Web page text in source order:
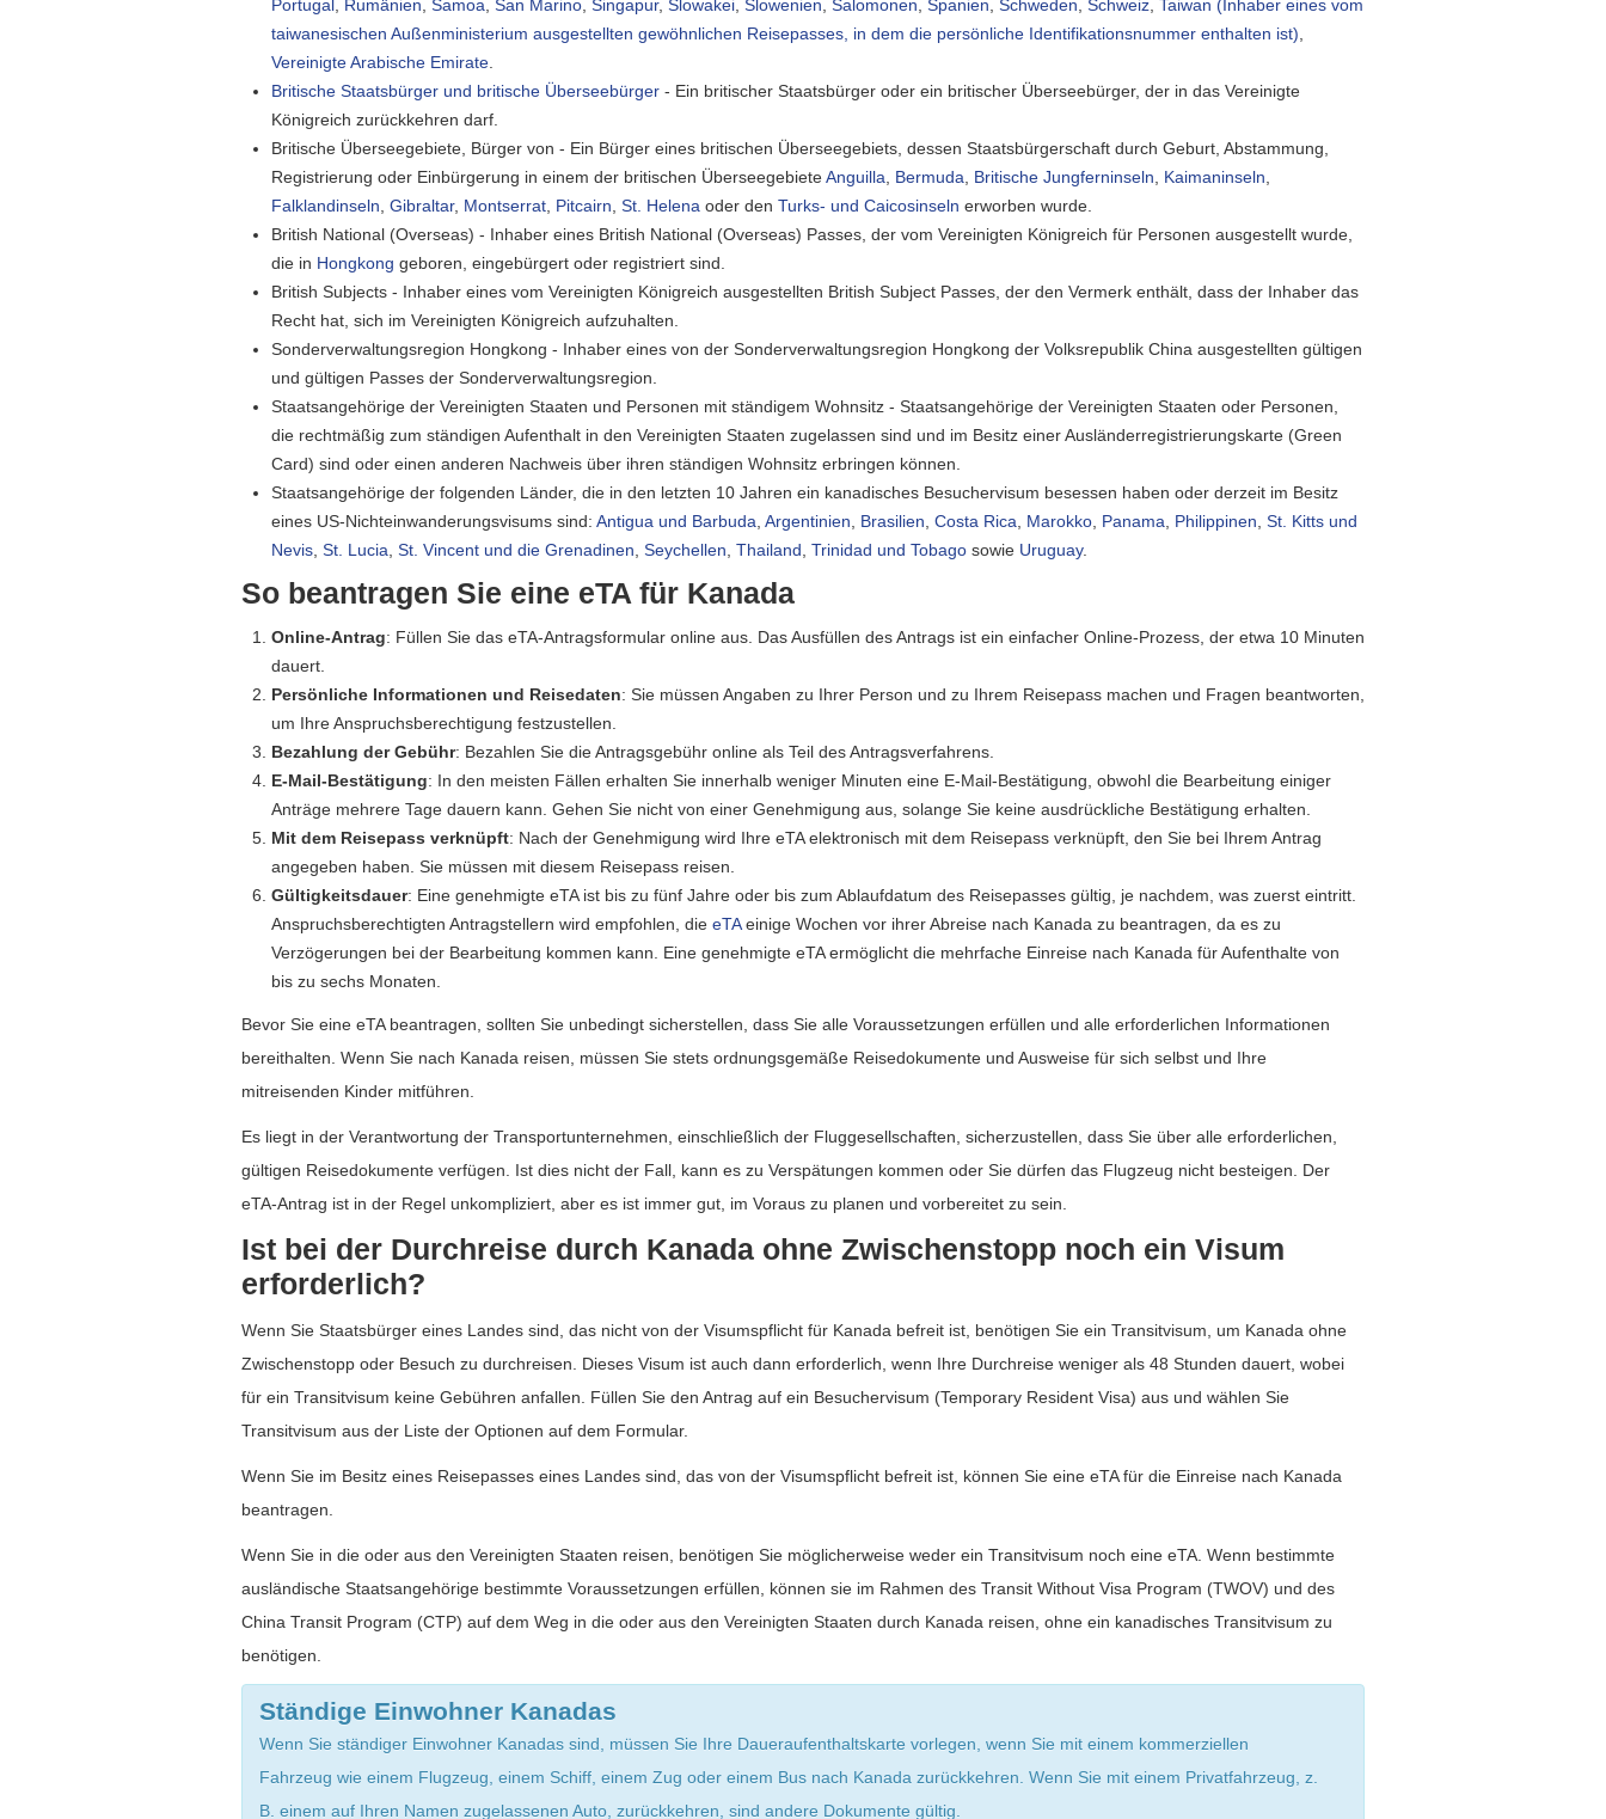
Portugal Rumänien Samoa San Marino Singapur, Slowakei Slowenien Salomonen Spanien Schweden Schweiz Taiwan (Inhaber eines vom
taiwanesischen Außenministerium ausgestellten gewöhnlichen Reisepasses, in dem die persönliche Identifikationsnummer enthalten ist)
Vereinigte Arabische Emirate
Britische Staatsbürger und britische Überseebürger - Ein britischer Staatsbürger oder ein britischer Überseebürger, der in das Vereinigte
Königreich zurückkehren darf.
Britische Überseegebiete, Bürger von - Ein Bürger eines britischen Überseegebiets, dessen Staatsbürgerschaft durch Geburt, Abstammung,
Registrierung oder Einbürgerung in einem der britischen ÜberseegebieteAnguilla Bermuda Britische Jungferninseln Kaimaninseln
Falklandinseln Gibraltar, Montserrat Pitcairn St. Helena oder den Turks- und Caicosinseln erworben wurde.
British National (Overseas) - Inhaber eines British National (Overseas) Passes, der vom Vereinigten Königreich für Personen ausgestellt wurde,
die in Hongkong geboren, eingebürgert oder registriert sind.
British Subjects - Inhaber eines vom Vereinigten Königreich ausgestellten British Subject Passes, der den Vermerk enthält, dass der Inhaber das
Recht hat, sich im Vereinigten Königreich aufzuhalten.
Sonderverwaltungsregion Hongkong - Inhaber eines von der Sonderverwaltungsregion Hongkong der Volksrepublik China ausgestellten gültigen
und gültigen Passes der Sonderverwaltungsregion.
Staatsangehörige der Vereinigten Staaten und Personen mit ständigem Wohnsitz - Staatsangehörige der Vereinigten Staaten oder Personen,
die rechtmäßig zum ständigen Aufenthalt in den Vereinigten Staaten zugelassen sind und im Besitz einer Ausländerregistrierungskarte (Green
Card) sind oder einen anderen Nachweis über ihren ständigen Wohnsitz erbringen können.
Staatsangehörige der folgenden Länder, die in den letzten 10 Jahren ein kanadisches Besuchervisum besessen haben oder derzeit im Besitz
eines US-Nichteinwanderungsvisums sind: Antigua und Barbuda Argentinien Brasilien Costa Rica Marokko Panama Philippinen St. Kitts und
Nevis St. Lucia St. Vincent und die Grenadinen Seychellen Thailand Trinidad und Tobago sowie Uruguay.
So beantragen Sie eine eTA für Kanada
Online-Antrag: Füllen Sie das eTA-Antragsformular online aus. Das Ausfüllen des Antrags ist ein einfacher Online-Prozess, der etwa 10 Minuten
dauert.
Persönliche Informationen und Reisedaten: Sie müssen Angaben zu Ihrer Person und zu Ihrem Reisepass machen und Fragen beantworten,
um Ihre Anspruchsberechtigung festzustellen.
Bezahlung der Gebühr: Bezahlen Sie die Antragsgebühr online als Teil des Antragsverfahrens.
E-Mail-Bestätigung: In den meisten Fällen erhalten Sie innerhalb weniger Minuten eine E-Mail-Bestätigung, obwohl die Bearbeitung einiger
Anträge mehrere Tage dauern kann. Gehen Sie nicht von einer Genehmigung aus, solange Sie keine ausdrückliche Bestätigung erhalten.
Mit dem Reisepass verknüpft: Nach der Genehmigung wird Ihre eTA elektronisch mit dem Reisepass verknüpft, den Sie bei Ihrem Antrag
angegeben haben. Sie müssen mit diesem Reisepass reisen.
Gültigkeitsdauer: Eine genehmigte eTA ist bis zu fünf Jahre oder bis zum Ablaufdatum des Reisepasses gültig, je nachdem, was zuerst eintritt.
Anspruchsberechtigten Antragstellern wird empfohlen, die eTAeinige Wochen vor ihrer Abreise nach Kanada zu beantragen, da es zu
Verzögerungen bei der Bearbeitung kommen kann. Eine genehmigte eTA ermöglicht die mehrfache Einreise nach Kanada für Aufenthalte von
bis zu sechs Monaten.
Bevor Sie eine eTA beantragen, sollten Sie unbedingt sicherstellen, dass Sie alle Voraussetzungen erfüllen und alle erforderlichen Informationen
bereithalten. Wenn Sie nach Kanada reisen, müssen Sie stets ordnungsgemäße Reisedokumente und Ausweise für sich selbst und Ihre
mitreisenden Kinder mitführen.
Es liegt in der Verantwortung der Transportunternehmen, einschließlich der Fluggesellschaften, sicherzustellen, dass Sie über alle erforderlichen,
gültigen Reisedokumente verfügen. Ist dies nicht der Fall, kann es zu Verspätungen kommen oder Sie dürfen das Flugzeug nicht besteigen. Der
eTA-Antrag ist in der Regel unkompliziert, aber es ist immer gut, im Voraus zu planen und vorbereitet zu sein.
Ist bei der Durchreise durch Kanada ohne Zwischenstopp noch ein Visum
erforderlich?
Wenn Sie Staatsbürger eines Landes sind, das nicht von der Visumspflicht für Kanada befreit ist, benötigen Sie ein Transitvisum, um Kanada ohne
Zwischenstopp oder Besuch zu durchreisen. Dieses Visum ist auch dann erforderlich, wenn Ihre Durchreise weniger als 48 Stunden dauert, wobei
für ein Transitvisum keine Gebühren anfallen. Füllen Sie den Antrag auf ein Besuchervisum (Temporary Resident Visa) aus und wählen Sie
Transitvisum aus der Liste der Optionen auf dem Formular.
Wenn Sie im Besitz eines Reisepasses eines Landes sind, das von der Visumspflicht befreit ist, können Sie eine eTA für die Einreise nach Kanada
beantragen.
Wenn Sie in die oder aus den Vereinigten Staaten reisen, benötigen Sie möglicherweise weder ein Transitvisum noch eine eTA. Wenn bestimmte
ausländische Staatsangehörige bestimmte Voraussetzungen erfüllen, können sie im Rahmen des Transit Without Visa Program (TWOV) und des
China Transit Program (CTP) auf dem Weg in die oder aus den Vereinigten Staaten durch Kanada reisen, ohne ein kanadisches Transitvisum zu
benötigen.
Ständige Einwohner Kanadas
Wenn Sie ständiger Einwohner Kanadas sind, müssen Sie Ihre Daueraufenthaltskarte vorlegen, wenn Sie mit einem kommerziellen
Fahrzeug wie einem Flugzeug, einem Schiff, einem Zug oder einem Bus nach Kanada zurückkehren. Wenn Sie mit einem Privatfahrzeug, z.
B. einem auf Ihren Namen zugelassenen Auto, zurückkehren, sind andere Dokumente gültig.